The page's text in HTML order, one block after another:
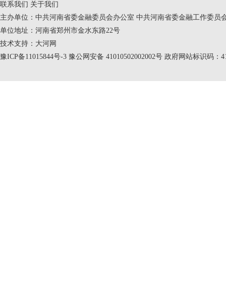
联系我们 关于我们
主办单位：中共河南省委金融委员会办公室 中共河南省委金融工作委员
单位地址：河南省郑州市金水东路22号
技术支持： 大河网
豫ICP备11015844号-3 豫公网安备 41010502002002号 政府网站标识码：